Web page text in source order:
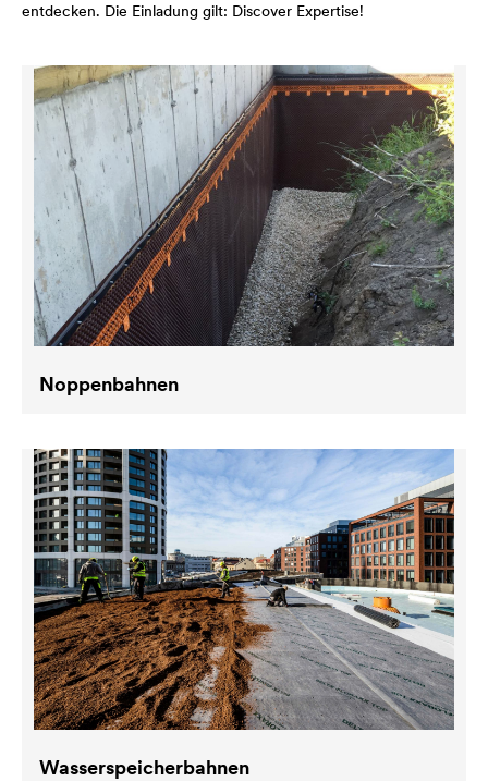
entdecken. Die Einladung gilt: Discover Expertise!
Noppenbahnen
Wasserspeicherbahnen